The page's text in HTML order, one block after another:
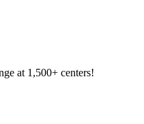
at 1,500+ centers!